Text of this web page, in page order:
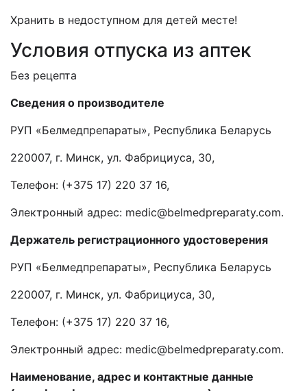
Хранить в недоступном для детей месте!
Условия отпуска из аптек
Без рецепта
Сведения о производителе
РУП «Белмедпрепараты», Республика Беларусь
220007, г. Минск, ул. Фабрициуса, 30,
Телефон: (+375 17) 220 37 16,
Электронный адрес: medic@belmedpreparaty.com.
Держатель регистрационного удостоверения
РУП «Белмедпрепараты», Республика Беларусь
220007, г. Минск, ул. Фабрициуса, 30,
Телефон: (+375 17) 220 37 16,
Электронный адрес: medic@belmedpreparaty.com.
Наименование, адрес и контактные данные